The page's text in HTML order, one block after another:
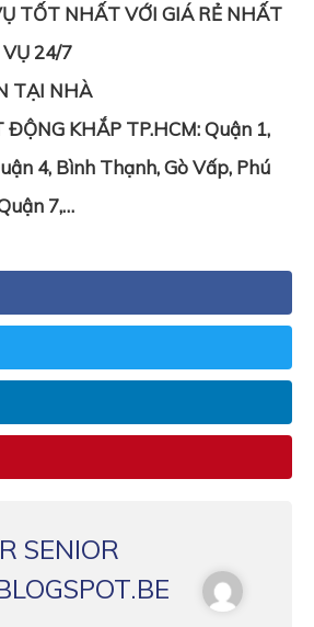
TỐT NHẤT VỚI GIÁ RẺ NHẤT
24/7
TẠI NHÀ
ĐỘNG KHẮP TP.HCM: Quận 1,
4, Bình Thạnh, Gò Vấp, Phú
7,…
SENIOR